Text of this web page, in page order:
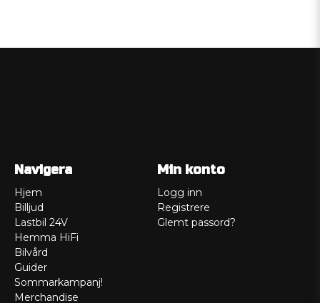
Navigera
Hjem
Billjud
Lastbil 24V
Hemma HiFi
Bilvård
Guider
Sommarkampanj!
Merchandise
Min konto
Logg inn
Registrere
Glemt passord?